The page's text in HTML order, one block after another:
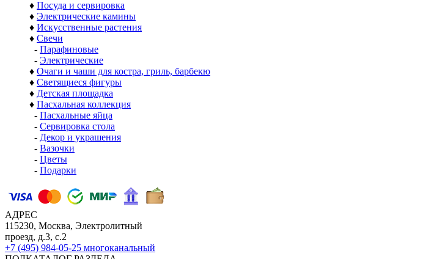
♦ Посуда и сервировка
♦ Электрические камины
♦ Искусственные растения
♦ Свечи
- Парафиновые
- Электрические
♦ Очаги и чаши для костра, гриль, барбекю
♦ Светящиеся фигуры
♦ Детская площадка
♦ Пасхальная коллекция
- Пасхальные яйца
- Сервировка стола
- Декор и украшения
- Вазочки
- Цветы
- Подарки
АДРЕС
115230, Москва, Электролитный
проезд, д.3, с.2
+7 (495) 984-05-25 многоканальный